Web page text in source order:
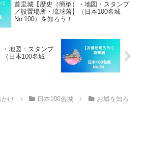
首里城【歴史（簡単）・地図・スタンプ
／設置場所・琉球藩】（日本100名城
No.100）を知ろう！
・地図・スタンプ
（日本100名城
かけ 日本100名城
お城を知ろ